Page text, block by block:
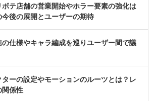
ボテ店舗の営業開始やホラー要素の強化は
後の展開とユーザーの期待
の仕様やキャラ編成を巡りユーザー間で議
ターの設定やモーションのルーツとは？レ
関係性